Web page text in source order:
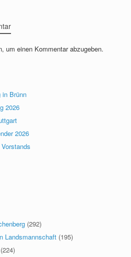
um einen Kommentar abzugeben.
in Brünn
2026
2026
(292)
Landsmannschaft (195)
(224)